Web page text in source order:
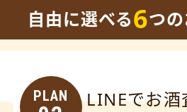
自由に選べる6つ
PLAN LINEでお酒